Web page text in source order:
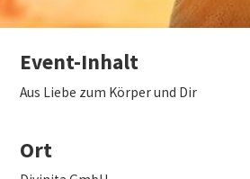
Event-Inhalt
Aus Liebe zum Körper und Dir
Ort